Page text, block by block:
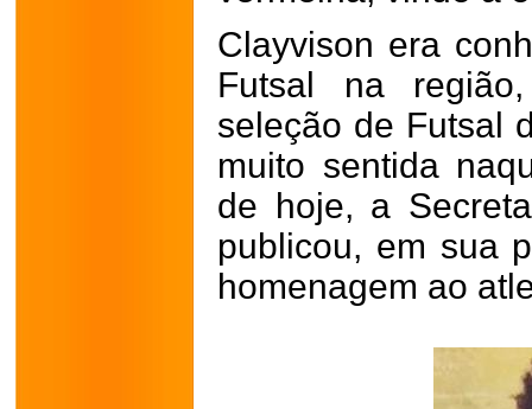
Clayvison era
Futsal na
seleção de Futsal
muito sentida
de hoje, a
publicou, em sua
homenagem ao